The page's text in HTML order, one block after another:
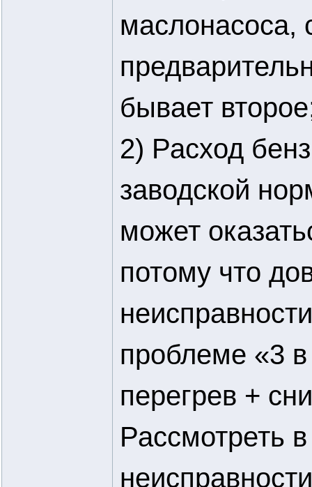
маслонасоса,
бывает
2) Расход
заводской
может
потому что
проблеме «3
перегрев +
Рассмотреть